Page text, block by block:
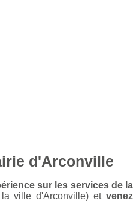
d'Arconville
sur les services de la
ville d'Arconville) et venez